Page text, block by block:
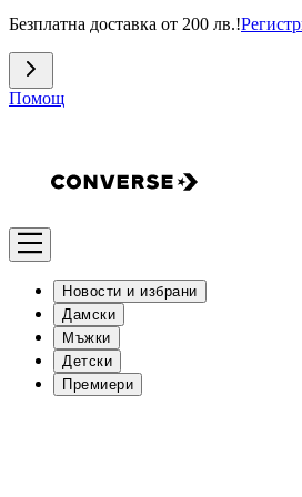
Безплатна доставка от 200 лв.!
Помощ
Новости и избрани
Дамски
Мъжки
Детски
Премиери